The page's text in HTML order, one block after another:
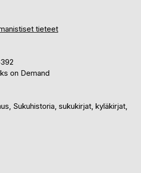
tieteet
on Demand
Sukuhistoria, sukukirjat, kyläkirjat,